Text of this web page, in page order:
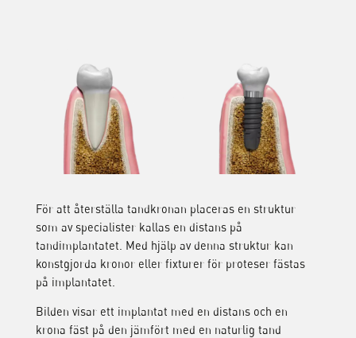
För att återställa tandkronan placeras en struktur
som av specialister kallas en distans på
tandimplantatet. Med hjälp av denna struktur kan
konstgjorda kronor eller fixturer för proteser fästas
på implantatet.
Bilden visar ett implantat med en distans och en
krona fäst på den jämfört med en naturlig tand